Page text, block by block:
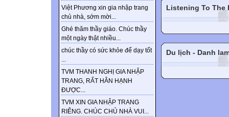
Việt Phương xin gia nhập trang
chủ nhà, sớm mời...
Ghé thăm thầy giáo. Chúc thầy
một ngày thật nhiều...
chúc thầy có sức khỏe để dạy tốt
...
TVM THANH NGHỊ GIA NHẬP
TRANG, RẤT HÂN HẠNH
ĐƯỢC...
TVM XIN GIA NHẬP TRANG
RIÊNG. CHÚC CHỦ NHÀ VUI...
Listening To The
Du lịch - Danh